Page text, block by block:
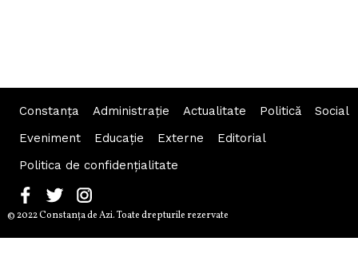
Constanța Administraţie Actualitate Politică
Social
Eveniment
Educaţie Externe
Editorial
Politica de confidențialitate
© 2022 Constanţa de Azi. Toate drepturile rezervate